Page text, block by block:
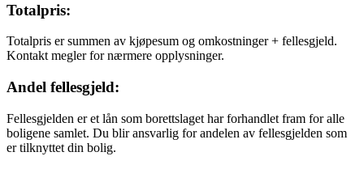
Totalpris:
Totalpris er summen av kjøpesum og omkostninger + fellesgjeld.
Kontakt megler for nærmere opplysninger.
Andel fellesgjeld:
Fellesgjelden er et lån som borettslaget har forhandlet fram for alle
boligene samlet. Du blir ansvarlig for andelen av fellesgjelden som
er tilknyttet din bolig.